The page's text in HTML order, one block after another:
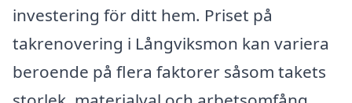
investering för ditt hem. Priset på
takrenovering i Långviksmon kan variera
beroende på flera faktorer såsom takets